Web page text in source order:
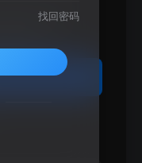
解析功能
找回密码